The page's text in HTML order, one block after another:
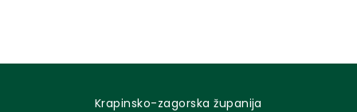
Krapinsko-zagorska županija